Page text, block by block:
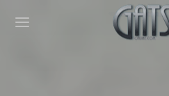
Cookies management panel